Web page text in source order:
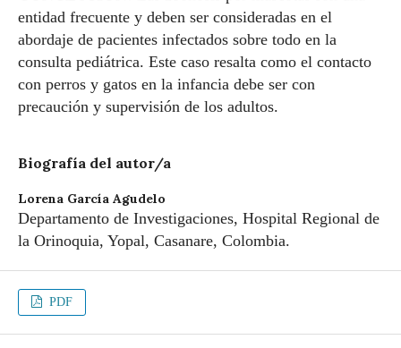
entidad frecuente y deben ser consideradas en el
abordaje de pacientes infectados sobre todo en la
consulta pediátrica. Este caso resalta como el contacto
con perros y gatos en la infancia debe ser con
precaución y supervisión de los adultos.
Biografía del autor/a
Lorena García Agudelo
Departamento de Investigaciones, Hospital Regional de
la Orinoquia, Yopal, Casanare, Colombia.
PDF